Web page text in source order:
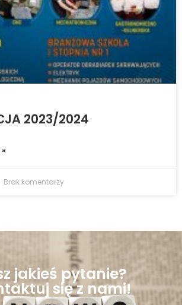
2023/2024
Brak komentarzy
jakieś pytanie?
się z nami!